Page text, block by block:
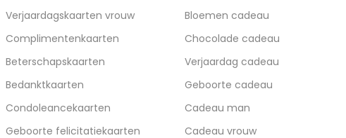
Verjaardagskaarten vrouw
Complimentenkaarten
Beterschapskaarten
Bedanktkaarten
Condoleancekaarten
Geboorte felicitatiekaarten
Bloemen cadeau
Chocolade cadeau
Verjaardag cadeau
Geboorte cadeau
Cadeau man
Cadeau vrouw